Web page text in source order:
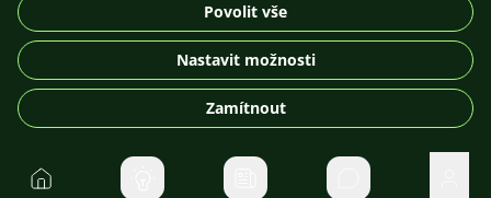
DE
© 2026 For Aquarist
Domů Soukromé zprávy
Povolit vše
Nastavit možnosti
Zamítnout